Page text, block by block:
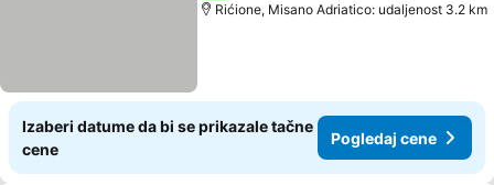
Rićione, Misano Adriatico: udaljenost 3.2 km
Izaberi datume da bi se prikazale tačne
cene
Pogledaj cene